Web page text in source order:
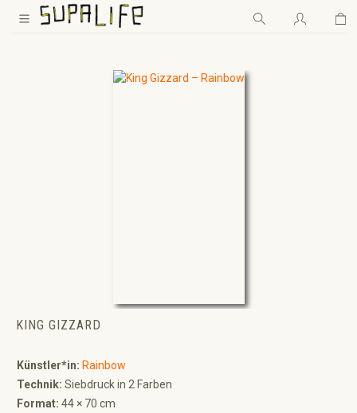
Zum Hauptinhalt springen
KING GIZZARD
Künstler*in: Rainbow
Technik: Siebdruck in 2 Farben
Format: 44 × 70 cm